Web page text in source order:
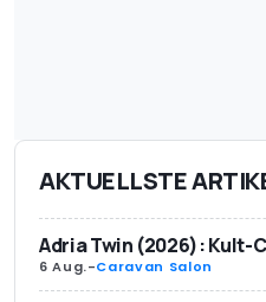
AKTUELLSTE
Adria Twin (2026): Kult-
6 Aug.-Caravan Salon